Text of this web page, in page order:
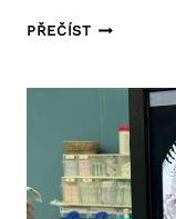
PŘEČÍSTLÉČEBNÉ
PĚSTÍRNY
MÍŘÍ
DO
DALŠÍCH
LÉKÁREN